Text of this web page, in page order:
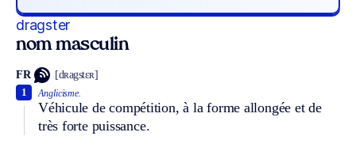
dragster
nom masculin
FR [dʀagstɛʀ]
Anglicisme.
Véhicule de compétition, à la forme allongée et de
très forte puissance.
1